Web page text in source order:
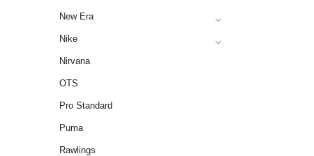
New Era
Nike
Nirvana
OTS
Pro Standard
Puma
Rawlings